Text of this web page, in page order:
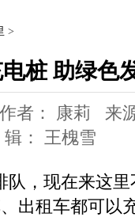
>
桩 助绿色
者： 康莉 来
辑： 王槐雪
，现在来这里
出租车都可以